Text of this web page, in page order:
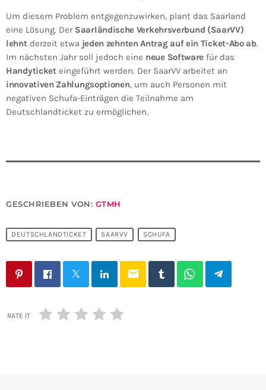
Um diesem Problem entgegenzuwirken, plant das Saarland
eine Lösung. Der Saarländische Verkehrsverbund (SaarVV)
lehntderzeit etwa jeden zehnten Antrag auf ein Ticket-Abo ab.
Im nächsten Jahr soll jedoch eine neue Software für das
Handyticketeingeführt werden. Der SaarVV arbeitet an
innovativen Zahlungsoptionen, um auch Personen mit
negativen Schufa-Einträgen die Teilnahme am
Deutschlandticket zu ermöglichen.
GESCHRIEBEN VON: GTMH
DEUTSCHLANDTICKET SAARVV SCHUFA
email
RATE IT